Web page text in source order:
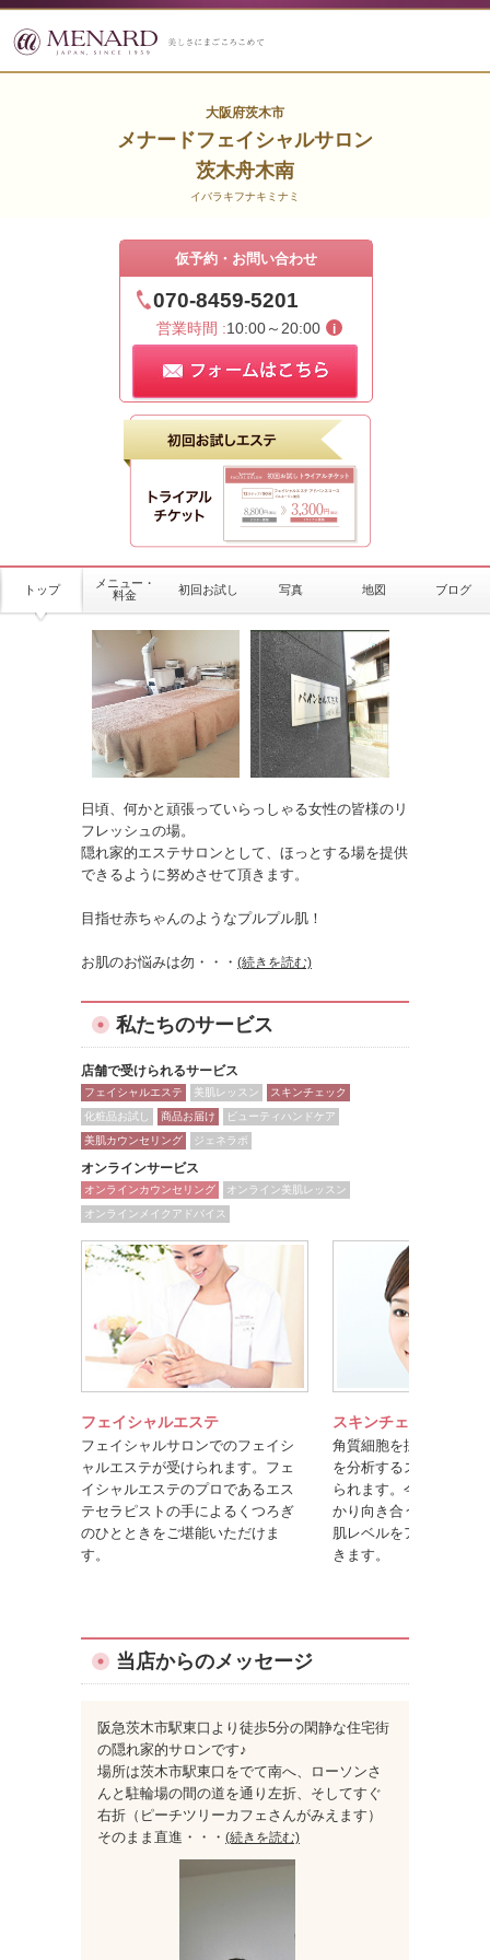
大阪府茨木市
メナードフェイシャルサロン
茨木舟木南
イバラキフナキミナミ
仮予約・お問い合わせ
070-8459-5201
営業時間 :10:00～20:00
トップ
メニュー・
料金
初回お試し 写真 地図 ブログ
日頃、何かと頑張っていらっしゃる女性の皆様のリ
フレッシュの場。
隠れ家的エステサロンとして、ほっとする場を提供
できるように努めさせて頂きます。
目指せ赤ちゃんのようなプルプル肌！
お肌のお悩みは勿 ・・・ (続きを読む)
私たちのサービス
店舗で受けられるサービス
フェイシャルエステ 美肌レッスン
スキンチェック
化粧品お試し
商品お届け
ビューティハンドケア
美肌カウンセリング
ジェネラボ
オンラインサービス
オンラインカウンセリング
オンライン美肌レッスン
オンラインメイクアドバイス
フェイシャルエステ
フェイシャルサロンでのフェイシ
ャルエステが受けられます。フェ
イシャルエステのプロであるエス
テセラピストの手によるくつろぎ
のひとときをご堪能いただけま
す。
スキンチェック
角質細胞を採取して、
を分析するスキンチェ
られます。今のご自身
かり向き合うことで、
肌レベルをアップさせ
きます。
当店からのメッセージ
阪急茨木市駅東口より徒歩5分の閑静な住宅街
の隠れ家的サロンです♪
場所は茨木市駅東口をでて南へ、ローソンさ
んと駐輪場の間の道を通り左折、そしてすぐ
右折（ピーチツリーカフェさんがみえます）
そのまま直進 ・・・ (続きを読む)